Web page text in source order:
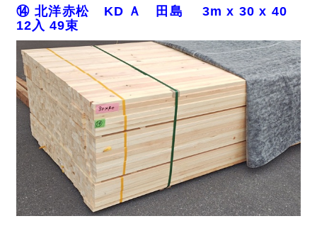
⑭ 北洋赤松 KD Ａ 田島 3m x 30 x 40
12入 49束